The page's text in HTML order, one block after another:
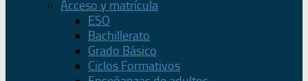
Acceso y matrícula
ESO
Bachillerato
Grado Básico
Ciclos Formativos